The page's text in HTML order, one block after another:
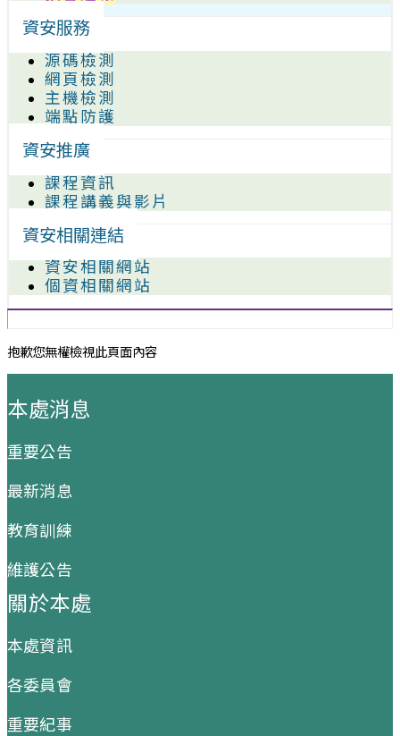
資安服務
源碼檢測
網頁檢測
主機檢測
端點防護
資安推廣
課程資訊
課程講義與影片
資安相關連結
資安相關網站
個資相關網站
抱歉您無權檢視此頁面內容
本處消息
重要公告
最新消息
教育訓練
維護公告
關於本處
本處資訊
各委員會
重要紀事